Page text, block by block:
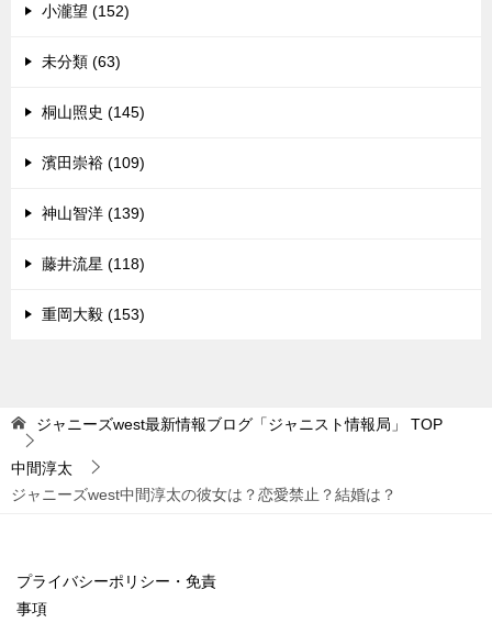
小瀧望 (152)
未分類 (63)
桐山照史 (145)
濱田崇裕 (109)
神山智洋 (139)
藤井流星 (118)
重岡大毅 (153)
ジャニーズwest最新情報ブログ「ジャニスト情報局」 TOP
中間淳太
ジャニーズwest中間淳太の彼女は？恋愛禁止？結婚は？
プライバシーポリシー・免責
事項